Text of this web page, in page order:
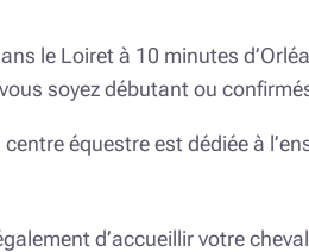
le Loiret à 10 minutes
soyez débutant ou
équestre est dédiée à
d’accueillir votre